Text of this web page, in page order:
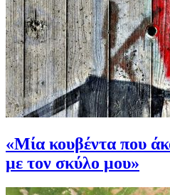
«Μία κουβέντα που
με τον σκύλο μου»